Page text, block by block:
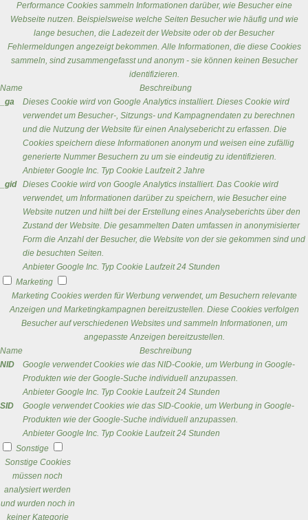
Performance Cookies sammeln Informationen darüber, wie Besucher eine
Webseite nutzen. Beispielsweise welche Seiten Besucher wie häufig und wie
lange besuchen, die Ladezeit der Website oder ob der Besucher
Fehlermeldungen angezeigt bekommen. Alle Informationen, die diese Cookies
sammeln, sind zusammengefasst und anonym - sie können keinen Besucher
identifizieren.
Name
Beschreibung
_ga
Dieses Cookie wird von Google Analytics installiert. Dieses Cookie wird
verwendet um Besucher-, Sitzungs- und Kampagnendaten zu berechnen
und die Nutzung der Website für einen Analysebericht zu erfassen. Die
Cookies speichern diese Informationen anonym und weisen eine zufällig
generierte Nummer Besuchern zu um sie eindeutig zu identifizieren.
Anbieter Google Inc. Typ Cookie Laufzeit 2 Jahre
_gid
Dieses Cookie wird von Google Analytics installiert. Das Cookie wird
verwendet, um Informationen darüber zu speichern, wie Besucher eine
Website nutzen und hilft bei der Erstellung eines Analyseberichts über den
Zustand der Website. Die gesammelten Daten umfassen in anonymisierter
Form die Anzahl der Besucher, die Website von der sie gekommen sind und
die besuchten Seiten.
Anbieter Google Inc. Typ Cookie Laufzeit 24 Stunden
Marketing
Marketing Cookies werden für Werbung verwendet, um Besuchern relevante
Anzeigen und Marketingkampagnen bereitzustellen. Diese Cookies verfolgen
Besucher auf verschiedenen Websites und sammeln Informationen, um
angepasste Anzeigen bereitzustellen.
Name
Beschreibung
NID
Google verwendet Cookies wie das NID-Cookie, um Werbung in Google-
Produkten wie der Google-Suche individuell anzupassen.
Anbieter Google Inc. Typ Cookie Laufzeit 24 Stunden
SID
Google verwendet Cookies wie das SID-Cookie, um Werbung in Google-
Produkten wie der Google-Suche individuell anzupassen.
Anbieter Google Inc. Typ Cookie Laufzeit 24 Stunden
Sonstige
Sonstige Cookies
müssen noch
analysiert werden
und wurden noch in
keiner Kategorie